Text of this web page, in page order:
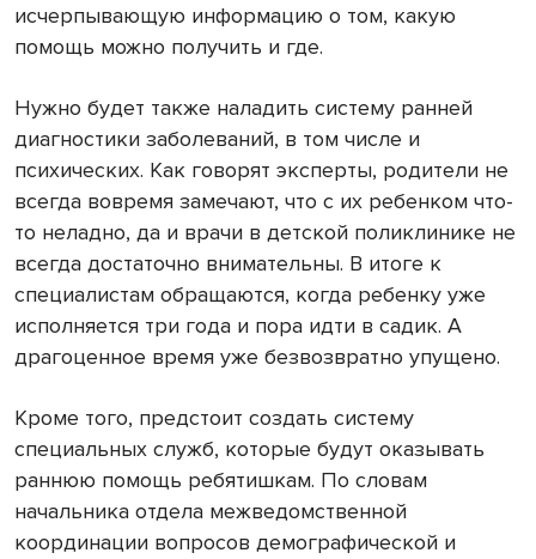
исчерпывающую информацию о том, какую
помощь можно получить и где.
Нужно будет также наладить систему ранней
диагностики заболеваний, в том числе и
психических. Как говорят эксперты, родители не
всегда вовремя замечают, что с их ребенком что-
то неладно, да и врачи в детской поликлинике не
всегда достаточно внимательны. В итоге к
специалистам обращаются, когда ребенку уже
исполняется три года и пора идти в садик. А
драгоценное время уже безвозвратно упущено.
Кроме того, предстоит создать систему
специальных служб, которые будут оказывать
раннюю помощь ребятишкам. По словам
начальника отдела межведомственной
координации вопросов демографической и